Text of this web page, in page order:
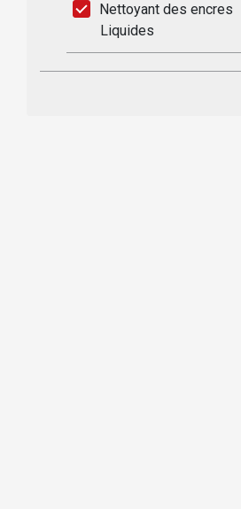
Nettoyant des encres
Liquides